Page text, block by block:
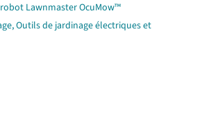
Lawnmaster OcuMow™
,Outils de jardinage électriques et